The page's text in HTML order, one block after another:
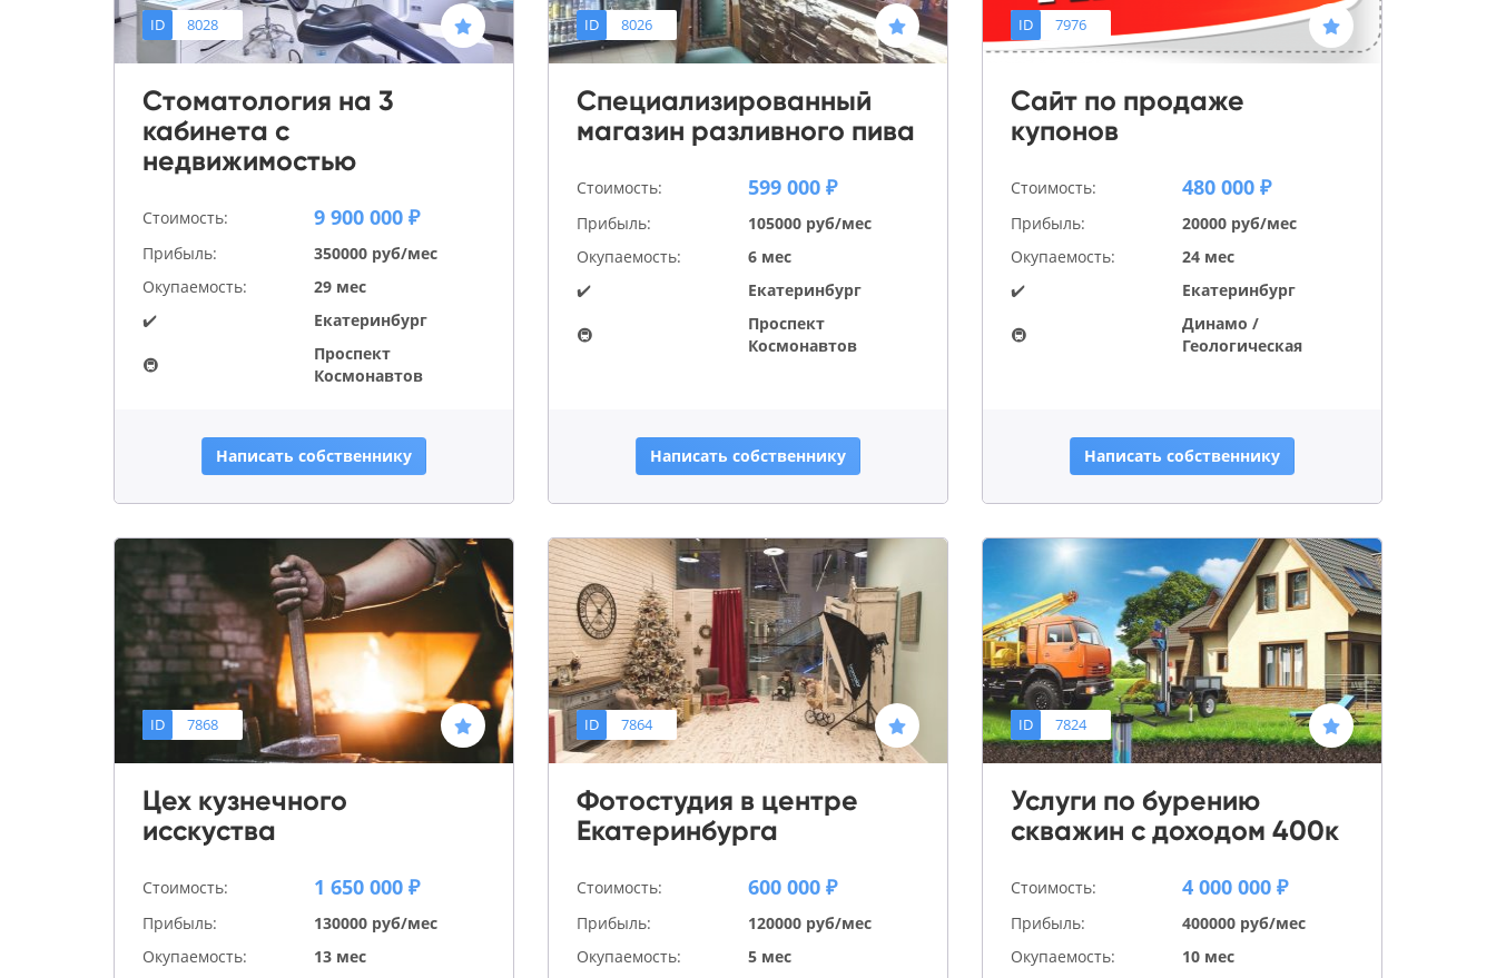
ID 8028
Стоматология на 3
кабинета с
недвижимостью
Стоимость: 9 900 000 ₽
Прибыль:
350000 руб/мес
Окупаемость:
29 мес
✔️
Екатеринбург
🚇
Проспект
Космонавтов
Написать собственнику
ID 8026
Специализированный
магазин разливного пива
Стоимость: 599 000 ₽
Прибыль:
105000 руб/мес
Окупаемость:
6 мес
✔️
Екатеринбург
🚇
Проспект
Космонавтов
Написать собственнику
ID 7976
Сайт по продаже
купонов
Стоимость: 480 000 ₽
Прибыль:
20000 руб/мес
Окупаемость:
24 мес
✔️
Екатеринбург
🚇
Динамо /
Геологическая
Написать собственнику
ID 7868
Цех кузнечного
исскуства
Стоимость: 1 650 000 ₽
Прибыль:
130000 руб/мес
Окупаемость:
13 мес
ID 7864
Фотостудия в центре
Екатеринбурга
Стоимость: 600 000 ₽
Прибыль:
120000 руб/мес
Окупаемость:
5 мес
ID 7824
Услуги по бурению
скважин с доходом 400к
Стоимость: 4 000 000 ₽
Прибыль:
400000 руб/мес
Окупаемость:
10 мес